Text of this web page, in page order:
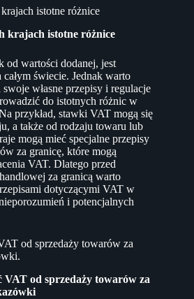
istotne różnice
krajach istotne różnice
od wartości dodanej, jest
świecie. Jednak warto
własne przepisy i regulacje
do istotnych różnic w
przykład, stawki VAT mogą się
a także od rodzaju towaru lub
mogą mieć specjalne przepisy
za granicę, które mogą
VAT. Dlatego przed
za granicą warto
dotyczącymi VAT w
i potencjalnych
od sprzedaży towarów za
VAT od sprzedaży towarów za